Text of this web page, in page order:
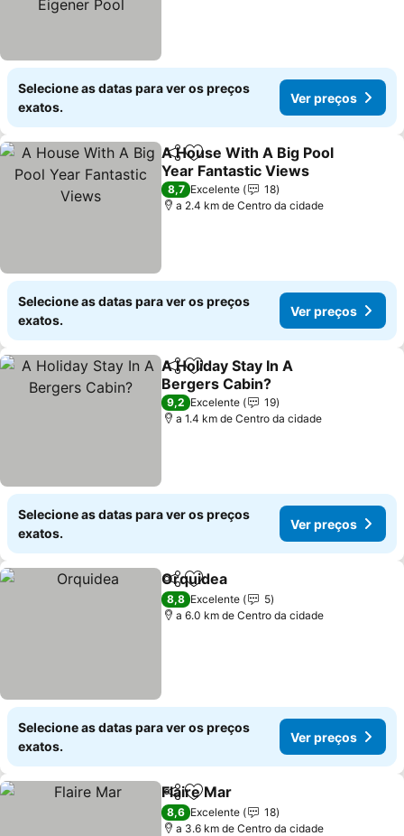
Selecione as datas para ver os preços
exatos.
Ver preços
PartilharAdicionar aos favoritos
A House With A Big Pool
Year Fantastic Views
Ver preços
8,7 Excelente
18
a 2.4 km de Centro da cidade
Selecione as datas para ver os preços
exatos.
Ver preços
PartilharAdicionar aos favoritos
A Holiday Stay In A
Bergers Cabin?
Ver preços
9,2 Excelente
19
a 1.4 km de Centro da cidade
Selecione as datas para ver os preços
exatos.
Ver preços
PartilharAdicionar aos favoritos
Orquidea
8,8 Excelente
5
a 6.0 km de Centro da cidade
Selecione as datas para ver os preços
exatos.
Ver preços
PartilharAdicionar aos favoritos
Flaire Mar
8,6 Excelente
18
a 3.6 km de Centro da cidade